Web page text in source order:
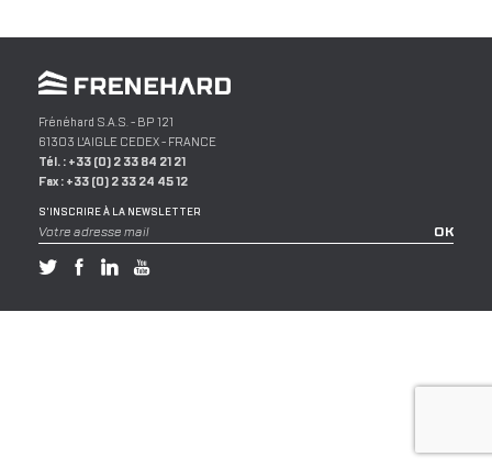
Frénéhard S.A.S.- BP 121
61303 L'AIGLECEDEX -FRANCE
Tél. :+33 (0) 2 33 84 21 21
Fax :+33 (0) 2 33 24 45 12
S'INSCRIRE À LA NEWSLETTER
Votre adresse mail